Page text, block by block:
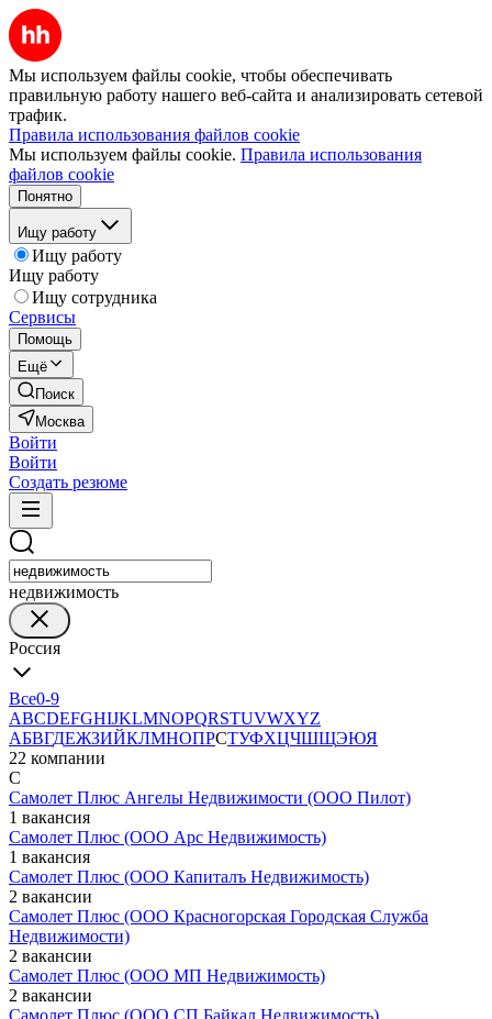
Мы используем файлы cookie, чтобы обеспечивать
правильную работу нашего веб-сайта и анализировать сетевой
трафик.
Правила использования файлов cookie
Мы используем файлы cookie. Правила использования
файлов cookie
Понятно
Ищу работу
Ищу работу
Ищу работу
Ищу сотрудника
Сервисы
Помощь
Ещё
Поиск
Москва
Войти
Войти
Создать резюме
недвижимость
Россия
Все0-9
ABCDEFGHIJKLMNOPQRSTUVWXYZ
АБВГДЕЖЗИЙКЛМНОПРСТУФХЦЧШЩЭЮЯ
22 компании
С
Самолет Плюс Ангелы Недвижимости (ООО Пилот)
1 вакансия
Самолет Плюс (ООО Арс Недвижимость)
1 вакансия
Самолет Плюс (ООО Капиталъ Недвижимость)
2 вакансии
Самолет Плюс (ООО Красногорская Городская Служба
Недвижимости)
2 вакансии
Самолет Плюс (ООО МП Недвижимость)
2 вакансии
Самолет Плюс (ООО СП Байкал Недвижимость)